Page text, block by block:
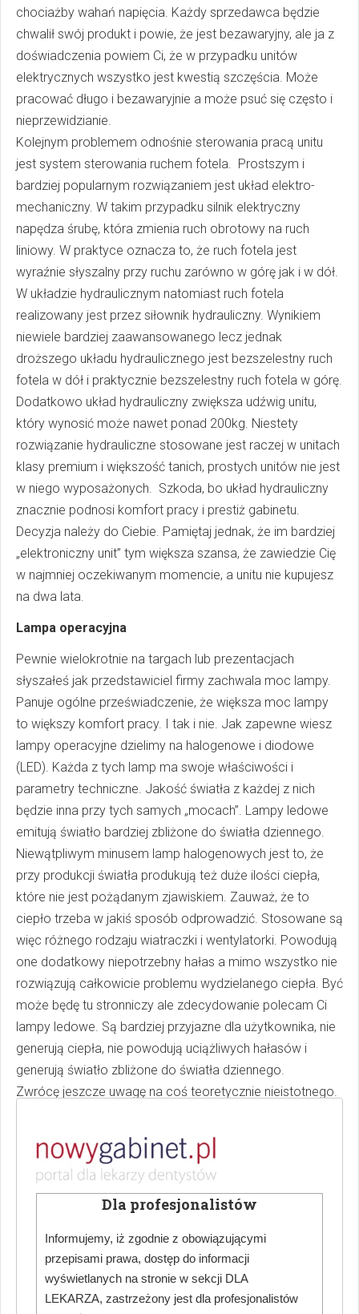
chociażby wahań napięcia. Każdy sprzedawca będzie
chwalił swój produkt i powie, że jest bezawaryjny, ale ja z
doświadczenia powiem Ci, że w przypadku unitów
elektrycznych wszystko jest kwestią szczęścia. Może
pracować długo i bezawaryjnie a może psuć się często i
nieprzewidzianie.
Kolejnym problemem odnośnie sterowania pracą unitu
jest system sterowania ruchem fotela. Prostszym i
bardziej popularnym rozwiązaniem jest układ elektro-
mechaniczny. W takim przypadku silnik elektryczny
napędza śrubę, która zmienia ruch obrotowy na ruch
liniowy. W praktyce oznacza to, że ruch fotela jest
wyraźnie słyszalny przy ruchu zarówno w górę jak i w dół.
W układzie hydraulicznym natomiast ruch fotela
realizowany jest przez siłownik hydrauliczny. Wynikiem
niewiele bardziej zaawansowanego lecz jednak
droższego układu hydraulicznego jest bezszelestny ruch
fotela w dół i praktycznie bezszelestny ruch fotela w górę.
Dodatkowo układ hydrauliczny zwiększa udźwig unitu,
który wynosić może nawet ponad 200kg. Niestety
rozwiązanie hydrauliczne stosowane jest raczej w unitach
klasy premium i większość tanich, prostych unitów nie jest
w niego wyposażonych. Szkoda, bo układ hydrauliczny
znacznie podnosi komfort pracy i prestiż gabinetu.
Decyzja należy do Ciebie. Pamiętaj jednak, że im bardziej
„elektroniczny unit” tym większa szansa, że zawiedzie Cię
w najmniej oczekiwanym momencie, a unitu nie kupujesz
na dwa lata.
Lampa operacyjna
Pewnie wielokrotnie na targach lub prezentacjach
słyszałeś jak przedstawiciel firmy zachwala moc lampy.
Panuje ogólne przeświadczenie, że większa moc lampy
to większy komfort pracy. I tak i nie. Jak zapewne wiesz
lampy operacyjne dzielimy na halogenowe i diodowe
(LED). Każda z tych lamp ma swoje właściwości i
parametry techniczne. Jakość światła z każdej z nich
będzie inna przy tych samych „mocach”. Lampy ledowe
emitują światło bardziej zbliżone do światła dziennego.
Niewątpliwym minusem lamp halogenowych jest to, że
przy produkcji światła produkują też duże ilości ciepła,
które nie jest pożądanym zjawiskiem. Zauważ, że to
ciepło trzeba w jakiś sposób odprowadzić. Stosowane są
więc różnego rodzaju wiatraczki i wentylatorki. Powodują
one dodatkowy niepotrzebny hałas a mimo wszystko nie
rozwiązują całkowicie problemu wydzielanego ciepła. Być
może będę tu stronniczy ale zdecydowanie polecam Ci
lampy ledowe. Są bardziej przyjazne dla użytkownika, nie
generują ciepła, nie powodują uciążliwych hałasów i
generują światło zbliżone do światła dziennego.
Zwrócę jeszcze uwagę na coś teoretycznie nieistotnego.
odbłyśnika. Rzecz teoretycznie błaha ale z punktu
widzenia higieny pozwala oszczędzić czas potrzebny na
usuwanie kurzu z lustra, a lustro jest elementem, który
naprawdę ciężko utrzymać w czystości.
Elastyczność
Pamiętaj, że prawie każdy unit dostępny na rynku może
być modyfikowany i dostosowany pod Twoje
oczekiwania. W większości przypadków możesz na
Dla profesjonalistów
Informujemy, iż zgodnie z obowiązującymi
przepisami prawa, dostęp do informacji
wyświetlanych na stronie w sekcji DLA
LEKARZA, zastrzeżony jest dla profesjonalistów